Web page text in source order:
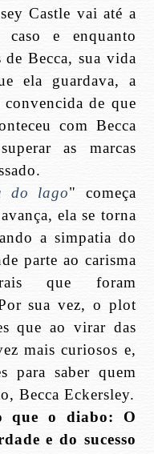
Castle vai até a
e enquanto
de Becca, sua vida
ela guardava, a
de que
com Becca
as marcas
do lago" começa
ela se torna
a simpatia do
parte ao carisma
que foram
sua vez, o plot
que ao virar das
mais curiosos e,
para saber quem
Becca Eckersley.
que o diabo: O
e do sucesso